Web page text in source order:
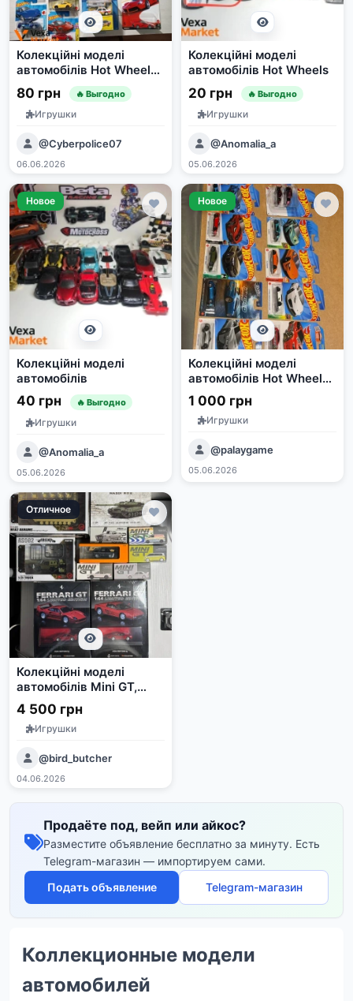
Колекційні моделі
автомобілів Hot Wheels,
Matchbox
80 грн 🔥 Выгодно
Игрушки
@Cyberpolice07
06.06.2026
Колекційні моделі
автомобілів Hot Wheels
20 грн 🔥 Выгодно
Игрушки
@Anomalia_a
05.06.2026
Новое
Колекційні моделі
автомобілів
40 грн 🔥 Выгодно
Игрушки
@Anomalia_a
05.06.2026
Новое
Колекційні моделі
автомобілів Hot Wheels
та Mini GT
1 000 грн
Игрушки
@palaygame
05.06.2026
Отличное
Колекційні моделі
автомобілів Mini GT,
Massdi, PopRace, IXO,
Tomytec, GCD
4 500 грн
Игрушки
@bird_butcher
04.06.2026
Продаёте под, вейп или айкос?
Разместите объявление бесплатно за минуту. Есть
Telegram-магазин — импортируем сами.
Подать объявление
Telegram-магазин
Коллекционные модели
автомобилей